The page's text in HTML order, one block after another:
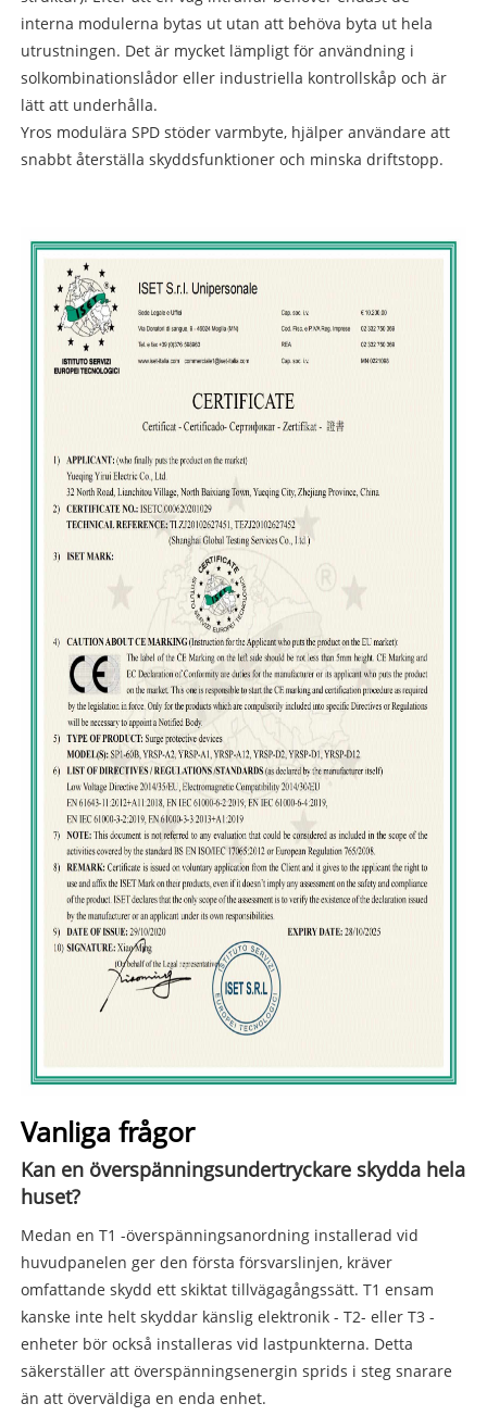
interna modulerna bytas ut utan att behöva byta ut hela
utrustningen. Det är mycket lämpligt för användning i
solkombinationslådor eller industriella kontrollskåp och är
lätt att underhålla.
Yros modulära SPD stöder varmbyte, hjälper användare att
snabbt återställa skyddsfunktioner och minska driftstopp.
Vanliga frågor
Kan en överspänningsundertryckare skydda hela
huset?
Medan en T1 -överspänningsanordning installerad vid
huvudpanelen ger den första försvarslinjen, kräver
omfattande skydd ett skiktat tillvägagångssätt. T1 ensam
kanske inte helt skyddar känslig elektronik - T2- eller T3 -
enheter bör också installeras vid lastpunkterna. Detta
säkerställer att överspänningsenergin sprids i steg snarare
än att överväldiga en enda enhet.